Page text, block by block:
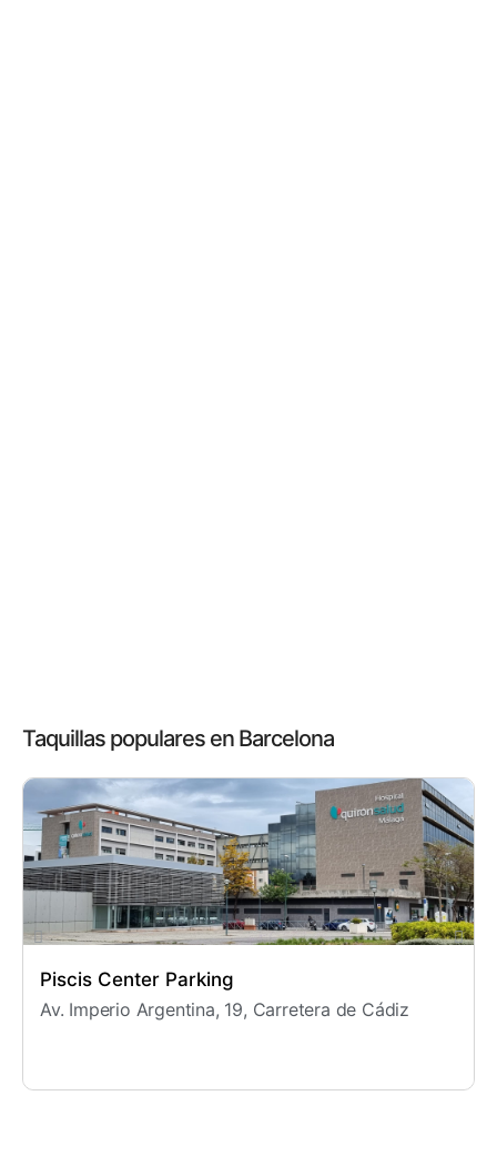
Taquillas populares en Barcelona
Piscis Center Parking
Av. Imperio Argentina, 19, Carretera de Cádiz